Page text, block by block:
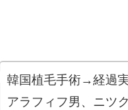
韓国植毛手術→経過
アラフィフ男、ニツ